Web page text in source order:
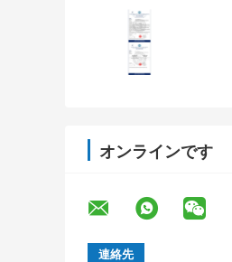
オンラインです